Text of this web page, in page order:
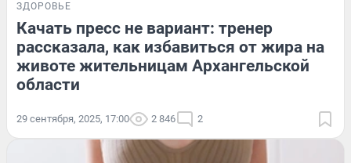
ЗДОРОВЬЕ
Качать пресс не вариант: тренер
рассказала, как избавиться от жира на
животе жительницам Архангельской
области
29 сентября, 2025, 17:00 2 846 2